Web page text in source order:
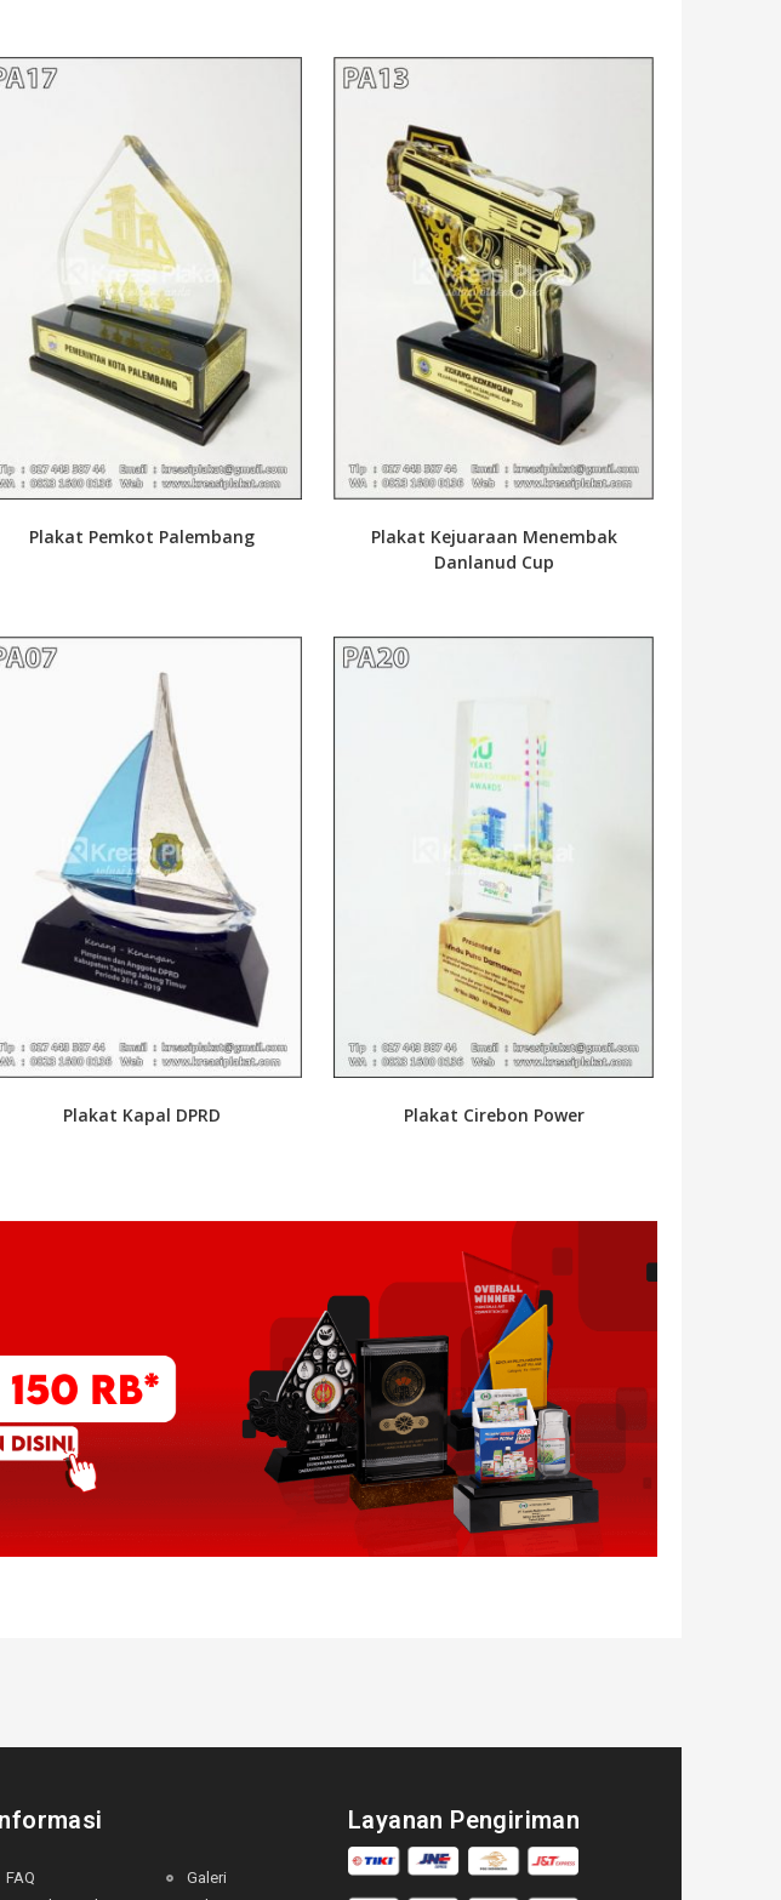
Plakat Pemkot Palembang
Plakat Kejuaraan Menembak
Danlanud Cup
Plakat Kapal DPRD Plakat Cirebon Power
FAQ
Galeri
Layanan Pengiriman